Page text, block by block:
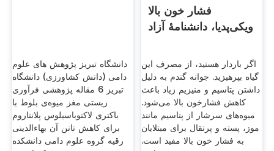
دانشگاه تبریز پژوهش های علوم
دامی (دانش کشاورزی) دانشگاه
تبریز 6 مقاله پژوهشی فرآوری
زیستی مغز میوه‌ی بلوط با
باکتری لاکتوباسیلوس پلانتاروم
برای کاهش تانن آن بهاءالدینی
رقیه گروه علوم دامی دانشکده
فشار خون بالا
ویکی‌پدیا، دانشنامهٔ آزاد
اگر باردار هستید، از مصرف این
گیاه بپرهیزید. جوانه گندم به دلیل
داشتن پتاسیم و منیزیم زیاد باعث
کاهش فشارخون بالا می‌شود.
میوه‌های سرشار از پتاسیم مانند
موز، پسته و پرتقال برای مبتلایان
به فشار خون بالا مفید است.